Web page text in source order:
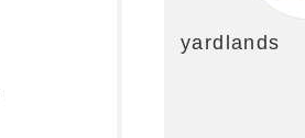
yardlands